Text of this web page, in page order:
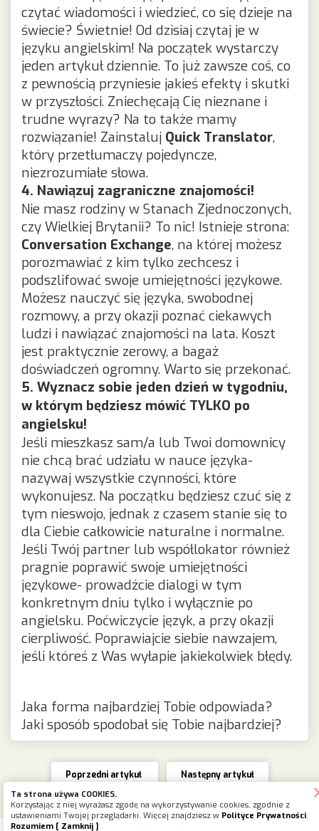
czytać wiadomości i wiedzieć, co się dzieje na
świecie? Świetnie! Od dzisiaj czytaj je w
języku angielskim! Na początek wystarczy
jeden artykuł dziennie. To już zawsze coś, co
z pewnością przyniesie jakieś efekty i skutki
w przyszłości. Zniechęcają Cię nieznane i
trudne wyrazy? Na to także mamy
rozwiązanie! Zainstaluj Quick Translator,
który przetłumaczy pojedyncze,
niezrozumiałe słowa.
4. Nawiązuj zagraniczne znajomości!
Nie masz rodziny w Stanach Zjednoczonych,
czy Wielkiej Brytanii? To nic! Istnieje strona:
Conversation Exchange, na której możesz
porozmawiać z kim tylko zechcesz i
podszlifować swoje umiejętności językowe.
Możesz nauczyć się języka, swobodnej
rozmowy, a przy okazji poznać ciekawych
ludzi i nawiązać znajomości na lata. Koszt
jest praktycznie zerowy, a bagaż
doświadczeń ogromny. Warto się przekonać.
5. Wyznacz sobie jeden dzień w tygodniu,
w którym będziesz mówić TYLKO po
angielsku!
Jeśli mieszkasz sam/a lub Twoi domownicy
nie chcą brać udziału w nauce języka-
nazywaj wszystkie czynności, które
wykonujesz. Na początku będziesz czuć się z
tym nieswojo, jednak z czasem stanie się to
dla Ciebie całkowicie naturalne i normalne.
Jeśli Twój partner lub współlokator również
pragnie poprawić swoje umiejętności
językowe- prowadźcie dialogi w tym
konkretnym dniu tylko i wyłącznie po
angielsku. Poćwiczycie język, a przy okazji
cierpliwość. Poprawiajcie siebie nawzajem,
jeśli któreś z Was wyłapie jakiekolwiek błędy.
Jaka forma najbardziej Tobie odpowiada?
Jaki sposób spodobał się Tobie najbardziej?
Poprzedni artykuł Następny artykuł
Ta strona używa COOKIES.
Korzystając z niej wyrażasz zgodę na wykorzystywanie cookies, zgodnie z
ustawieniami Twojej przeglądarki. Więcej znajdziesz w Polityce Prywatności.
Rozumiem [ Zamknij ]